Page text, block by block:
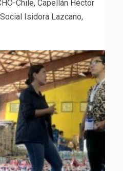
Chile, Capellán Héctor
Isidora Lazcano,